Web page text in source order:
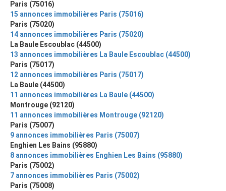
Paris (75016)
15 annonces immobilières Paris (75016)
Paris (75020)
14 annonces immobilières Paris (75020)
La Baule Escoublac (44500)
13 annonces immobilières La Baule Escoublac (44500)
Paris (75017)
12 annonces immobilières Paris (75017)
La Baule (44500)
11 annonces immobilières La Baule (44500)
Montrouge (92120)
11 annonces immobilières Montrouge (92120)
Paris (75007)
9 annonces immobilières Paris (75007)
Enghien Les Bains (95880)
8 annonces immobilières Enghien Les Bains (95880)
Paris (75002)
7 annonces immobilières Paris (75002)
Paris (75008)